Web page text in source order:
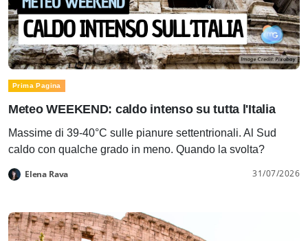
Prima Pagina
Meteo WEEKEND: caldo intenso su tutta l'Italia
Massime di 39-40°C sulle pianure settentrionali. Al Sud
caldo con qualche grado in meno. Quando la svolta?
Elena Rava 31/07/2026